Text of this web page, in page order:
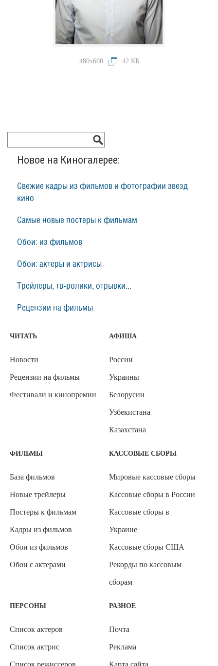
480x600 42 КБ
Новое на Киногалерее:
Свежие кадры из фильмов и фотографии звезд
кино
Самые новые постеры к фильмам
Обои: из фильмов
Обои: актеры и актрисы
Трейлеры, тв-ролики, отрывки...
Рецензии на фильмы
ЧИТАТЬ
Новости
Рецензии на фильмы
Фестивали и кинопремии
АФИША
России
Украины
Белорусии
Узбекистана
Казахстана
ФИЛЬМЫ
База фильмов
Новые трейлеры
Постеры к фильмам
Кадры из фильмов
Обои из фильмов
Обои с актерами
КАССОВЫЕ СБОРЫ
Мировые кассовые сборы
Кассовые сборы в России
Кассовые сборы в
Украине
Кассовые сборы США
Рекорды по кассовым
сборам
ПЕРСОНЫ
Список актеров
Список актрис
Список режиссеров
РАЗНОЕ
Почта
Реклама
Карта сайта